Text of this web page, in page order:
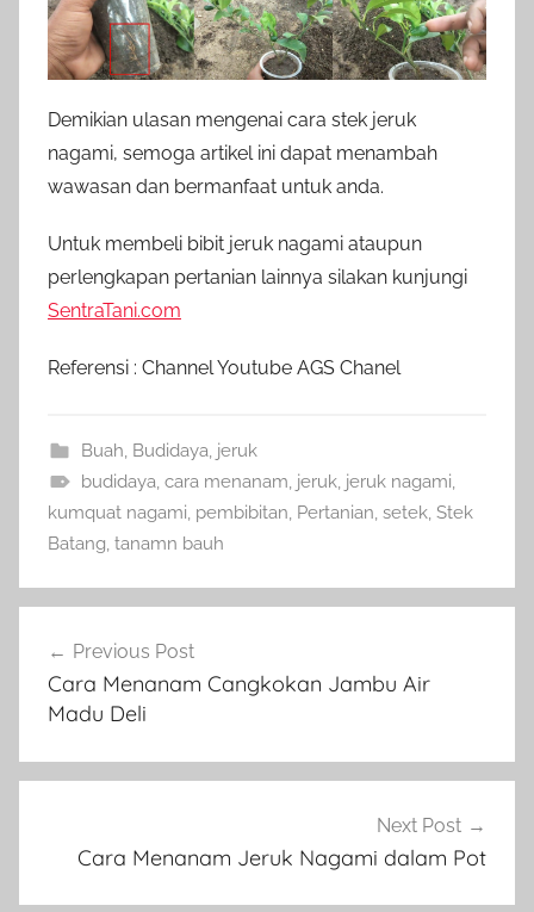
Demikian ulasan mengenai cara stek jeruk
nagami, semoga artikel ini dapat menambah
wawasan dan bermanfaat untuk anda.
Untuk membeli bibit jeruk nagami ataupun
perlengkapan pertanian lainnya silakan kunjungi
SentraTani.com
Referensi : Channel Youtube AGS Chanel
Buah, Budidaya, jeruk
budidaya, cara menanam, jeruk, jeruk nagami,
kumquat nagami, pembibitan, Pertanian, setek, Stek
Batang, tanamn bauh
pos
Previous Post
Cara Menanam Cangkokan Jambu Air
Madu Deli
Next Post
Cara Menanam Jeruk Nagami dalam Pot